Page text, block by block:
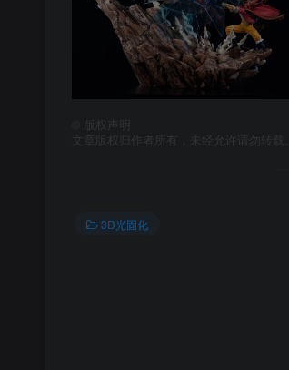
版权声明
文章版权归作者所有，未经允许请勿转载。
3D光固化